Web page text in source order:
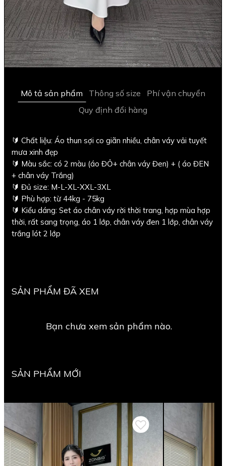
Mô tả sản phẩm Thông số size
Phí vận chuyển
Quy định đổi hàng
🔰 Chất liệu: Áo thun sợi co giãn nhiều, chân váy vải tuyết
mưa xinh đẹp
🔰 Màu sắc: có 2 màu (áo ĐỎ+ chân váy Đen) + ( áo ĐEN
+ chân váy Trắng)
🔰 Đủ size: M-L-XL-XXL-3XL
🔰 Phù hợp: từ 44kg - 75kg
🔰 Kiểu dáng: Set áo chân váy rời thời trang, hợp mùa hợp
thời, rất sang trọng, áo 1 lớp, chân váy đen 1 lớp, chân váy
trắng lót 2 lớp
SẢN PHẨM ĐÃ XEM
Bạn chưa xem sản phẩm nào.
SẢN PHẨM MỚI